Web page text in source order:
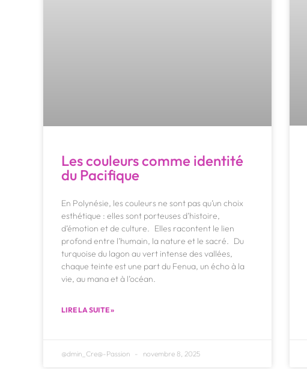
Les couleurs comme identité
du Pacifique
En Polynésie, les couleurs ne sont pas qu’un choix
esthétique : elles sont porteuses d’histoire,
d’émotion et de culture. Elles racontent le lien
profond entre l’humain, la nature et le sacré. Du
turquoise du lagon au vert intense des vallées,
chaque teinte est une part du Fenua, un écho à la
vie, au mana et à l’océan.
LIRE LA SUITE »
@dmin_Cre@-Passion novembre 8, 2025